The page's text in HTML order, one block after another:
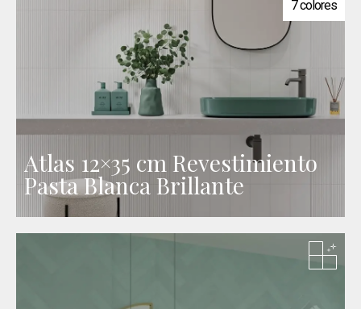
7 colores
Atlas 12×35 cm Revestimiento
Pasta Blanca Brillante